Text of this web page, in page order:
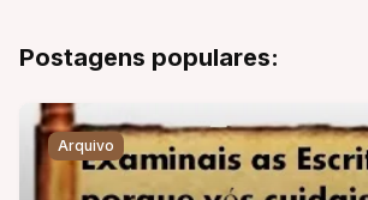
Postagens populares:
Arquivo